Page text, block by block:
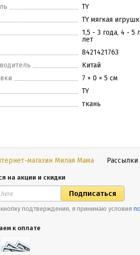
TY
TY мягкая
1,5 - 3 года, 4 - 5
лет
8421421763
Китай
7 × 0 × 5 см
TY
ткань
магазин Милая Мама Рассылки
на акции и скидки
подтверждения, я принимаю условия
к оплате